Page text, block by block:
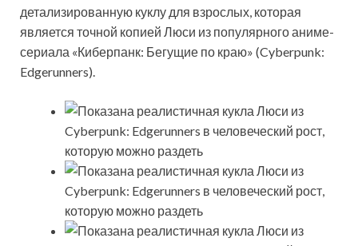
детализированную куклу для взрослых, которая
является точной копией Люси из популярного аниме-
сериала «Киберпанк: Бегущие по краю» (Cyberpunk:
Edgerunners).